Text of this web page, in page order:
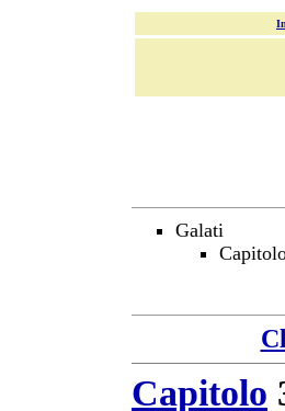
Galati
Capitolo